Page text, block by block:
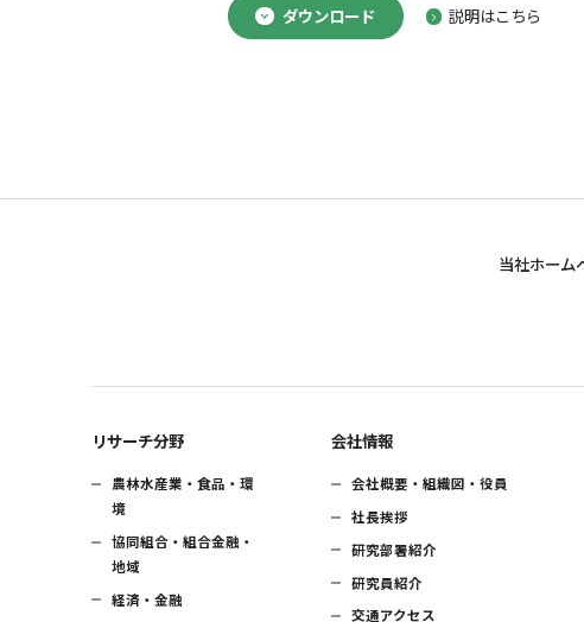
ダウンロード 説明はこちら
当社ホーム
リサーチ分野
農林水産業・食品・環
境
協同組合・組合金融・
地域
経済・金融
会社情報
会社概要・組織図・役員
社長挨拶
研究部署紹介
研究員紹介
交通アクセス